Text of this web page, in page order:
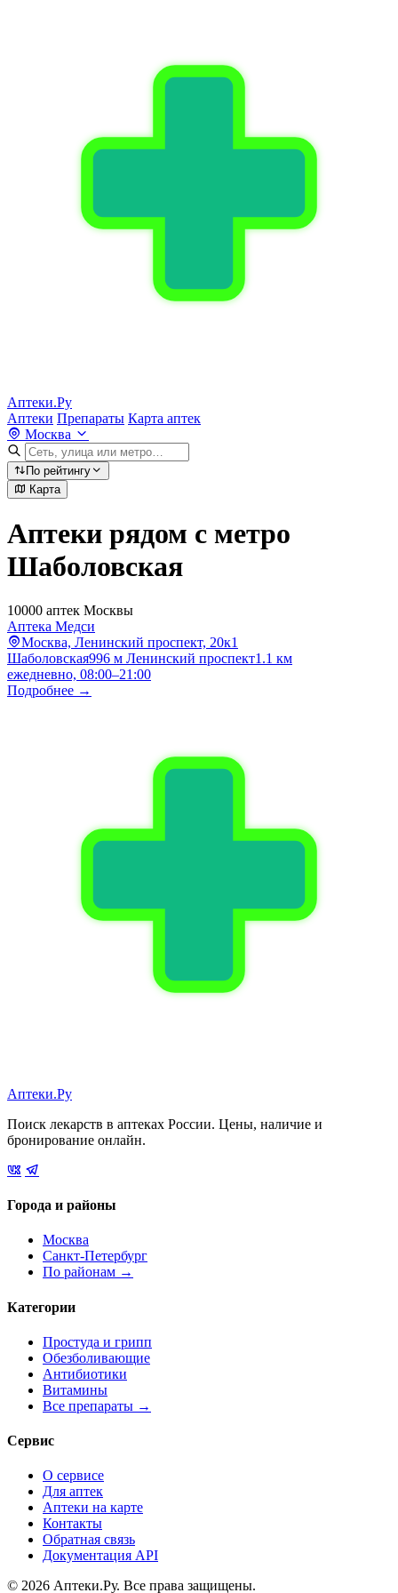
Аптеки.Ру
Аптеки Препараты Карта аптек
Москва
По рейтингу
Карта
Аптеки рядом с метро
Шаболовская
10000 аптек Москвы
Аптека Медси
Москва, Ленинский проспект, 20к1
Шаболовская996 м Ленинский проспект1.1 км
ежедневно, 08:00–21:00
Подробнее →
Аптеки.Ру
Поиск лекарств в аптеках России. Цены, наличие и
бронирование онлайн.
Города и районы
Москва
Санкт-Петербург
По районам →
Категории
Простуда и грипп
Обезболивающие
Антибиотики
Витамины
Все препараты →
Сервис
О сервисе
Для аптек
Аптеки на карте
Контакты
Обратная связь
Документация API
© 2026 Аптеки.Ру. Все права защищены.